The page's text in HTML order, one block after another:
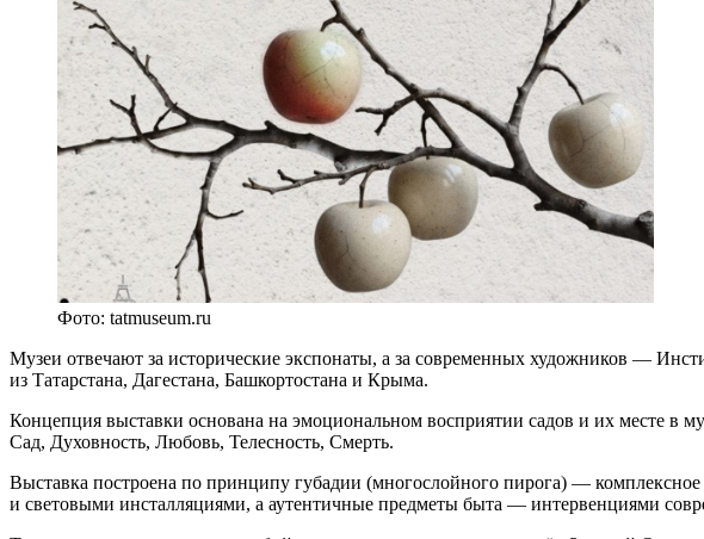
Фото: tatmuseum.ru
Музеи отвечают за исторические экспонаты, а за современных художников —
из Татарстана, Дагестана, Башкортостана и Крыма.
Концепция выставки основана на эмоциональном восприятии садов и их месте в
Сад, Духовность, Любовь, Телесность, Смерть.
Выставка построена по принципу губадии (многослойного пирога) —
и световыми инсталляциями, а аутентичные предметы быта — интервенциями